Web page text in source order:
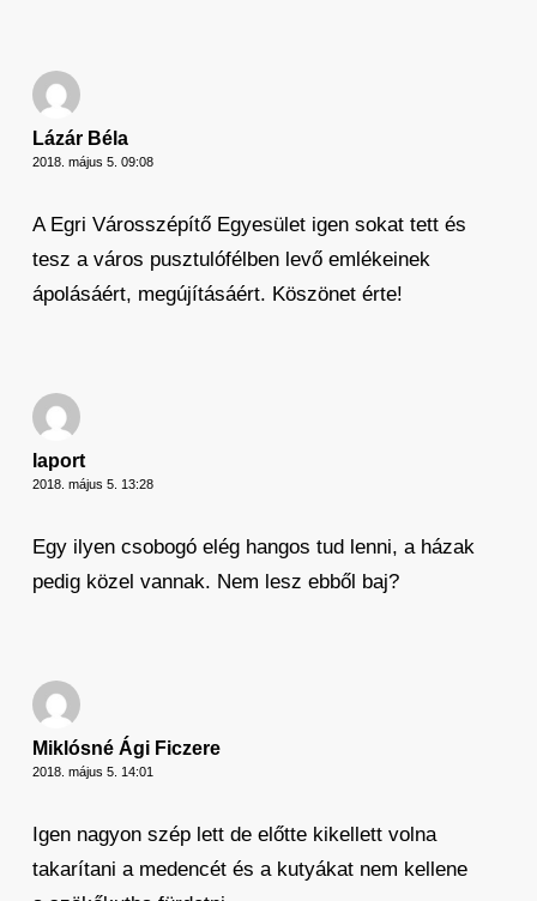
Lázár Béla
2018. május 5. 09:08
A Egri Városszépítő Egyesület igen sokat tett és
tesz a város pusztulófélben levő emlékeinek
ápolásáért, megújításáért. Köszönet érte!
laport
2018. május 5. 13:28
Egy ilyen csobogó elég hangos tud lenni, a házak
pedig közel vannak. Nem lesz ebből baj?
Miklósné Ági Ficzere
2018. május 5. 14:01
Igen nagyon szép lett de előtte kikellett volna
takarítani a medencét és a kutyákat nem kellene